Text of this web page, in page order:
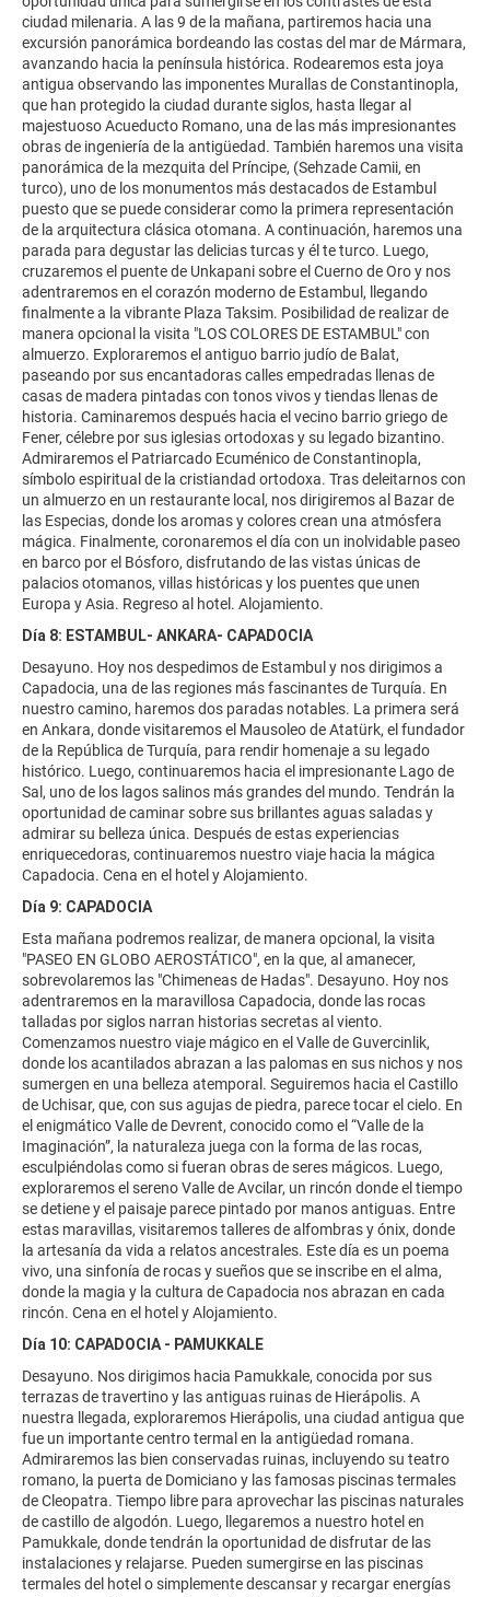
ciudad milenaria. A las 9 de la mañana, partiremos hacia una
excursión panorámica bordeando las costas del mar de Mármara,
avanzando hacia la península histórica. Rodearemos esta joya
antigua observando las imponentes Murallas de Constantinopla,
que han protegido la ciudad durante siglos, hasta llegar al
majestuoso Acueducto Romano, una de las más impresionantes
obras de ingeniería de la antigüedad. También haremos una visita
panorámica de la mezquita del Príncipe, (Sehzade Camii, en
turco), uno de los monumentos más destacados de Estambul
puesto que se puede considerar como la primera representación
de la arquitectura clásica otomana. A continuación, haremos una
parada para degustar las delicias turcas y él te turco. Luego,
cruzaremos el puente de Unkapani sobre el Cuerno de Oro y nos
adentraremos en el corazón moderno de Estambul, llegando
finalmente a la vibrante Plaza Taksim. Posibilidad de realizar de
manera opcional la visita "LOS COLORES DE ESTAMBUL" con
almuerzo. Exploraremos el antiguo barrio judío de Balat,
paseando por sus encantadoras calles empedradas llenas de
casas de madera pintadas con tonos vivos y tiendas llenas de
historia. Caminaremos después hacia el vecino barrio griego de
Fener, célebre por sus iglesias ortodoxas y su legado bizantino.
Admiraremos el Patriarcado Ecuménico de Constantinopla,
símbolo espiritual de la cristiandad ortodoxa. Tras deleitarnos con
un almuerzo en un restaurante local, nos dirigiremos al Bazar de
las Especias, donde los aromas y colores crean una atmósfera
mágica. Finalmente, coronaremos el día con un inolvidable paseo
en barco por el Bósforo, disfrutando de las vistas únicas de
palacios otomanos, villas históricas y los puentes que unen
Europa y Asia. Regreso al hotel. Alojamiento.
Día 8: ESTAMBUL- ANKARA- CAPADOCIA
Desayuno. Hoy nos despedimos de Estambul y nos dirigimos a
Capadocia, una de las regiones más fascinantes de Turquía. En
nuestro camino, haremos dos paradas notables. La primera será
en Ankara, donde visitaremos el Mausoleo de Atatürk, el fundador
de la República de Turquía, para rendir homenaje a su legado
histórico. Luego, continuaremos hacia el impresionante Lago de
Sal, uno de los lagos salinos más grandes del mundo. Tendrán la
oportunidad de caminar sobre sus brillantes aguas saladas y
admirar su belleza única. Después de estas experiencias
enriquecedoras, continuaremos nuestro viaje hacia la mágica
Capadocia. Cena en el hotel y Alojamiento.
Día 9: CAPADOCIA
Esta mañana podremos realizar, de manera opcional, la visita
"PASEO EN GLOBO AEROSTÁTICO", en la que, al amanecer,
sobrevolaremos las "Chimeneas de Hadas". Desayuno. Hoy nos
adentraremos en la maravillosa Capadocia, donde las rocas
talladas por siglos narran historias secretas al viento.
Comenzamos nuestro viaje mágico en el Valle de Guvercinlik,
donde los acantilados abrazan a las palomas en sus nichos y nos
sumergen en una belleza atemporal. Seguiremos hacia el Castillo
de Uchisar, que, con sus agujas de piedra, parece tocar el cielo. En
el enigmático Valle de Devrent, conocido como el “Valle de la
Imaginación”, la naturaleza juega con la forma de las rocas,
esculpiéndolas como si fueran obras de seres mágicos. Luego,
exploraremos el sereno Valle de Avcilar, un rincón donde el tiempo
se detiene y el paisaje parece pintado por manos antiguas. Entre
estas maravillas, visitaremos talleres de alfombras y ónix, donde
la artesanía da vida a relatos ancestrales. Este día es un poema
vivo, una sinfonía de rocas y sueños que se inscribe en el alma,
donde la magia y la cultura de Capadocia nos abrazan en cada
rincón. Cena en el hotel y Alojamiento.
Día 10: CAPADOCIA - PAMUKKALE
Desayuno. Nos dirigimos hacia Pamukkale, conocida por sus
terrazas de travertino y las antiguas ruinas de Hierápolis. A
nuestra llegada, exploraremos Hierápolis, una ciudad antigua que
fue un importante centro termal en la antigüedad romana.
Admiraremos las bien conservadas ruinas, incluyendo su teatro
romano, la puerta de Domiciano y las famosas piscinas termales
de Cleopatra. Tiempo libre para aprovechar las piscinas naturales
de castillo de algodón. Luego, llegaremos a nuestro hotel en
Pamukkale, donde tendrán la oportunidad de disfrutar de las
instalaciones y relajarse. Pueden sumergirse en las piscinas
termales del hotel o simplemente descansar y recargar energías